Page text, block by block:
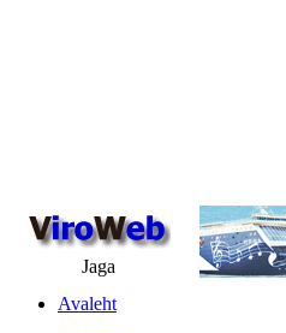
Jaga
Avaleht